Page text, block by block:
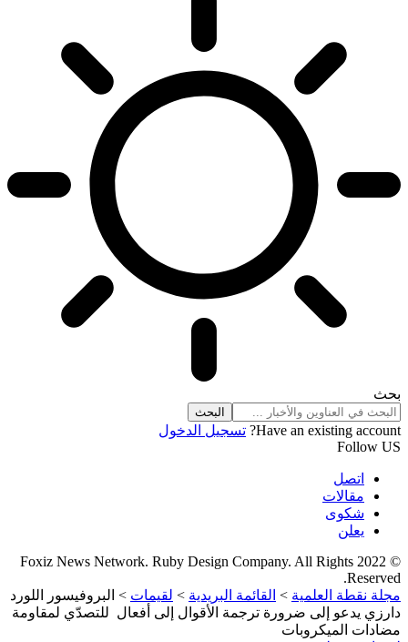
بحث
Have an existing account?
تسجيل الدخول
Follow US
اتصل
مقالات
شكوى
يعلن
© 2022 Foxiz News Network. Ruby Design Company. All Rights
Reserved.
مجلة نقطة العلمية > القائمة البريدية > لقيمات > البروفيسور اللورد
دارزي يدعو إلى ضرورة ترجمة الأقوال إلى أفعال للتصدّي لمقاومة
مضادات الميكروبات